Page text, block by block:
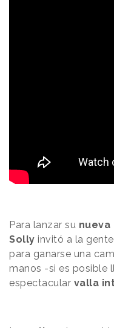
Para lanzar su
Solly invitó a la
para ganarse una
manos -si es posible
espectacular valla